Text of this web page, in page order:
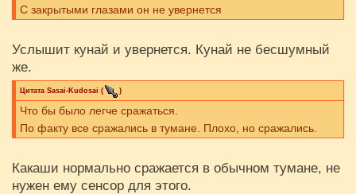
С закрытыми глазами он не увернется
Услышит кунай и увернется. Кунай не бесшумный
же.
Цитата Sasai-Kudosai ( )
Что бы было легче сражаться.
По факту все сражались в тумане. Плохо, но сражались.
Какаши нормально сражается в обычном тумане, не
нужен ему сенсор для этого.